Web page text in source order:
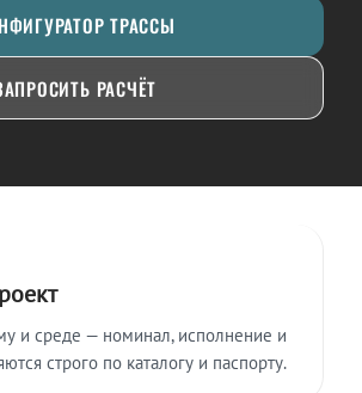
ТРАССЫ
РАСЧЁТ
и среде — номинал, исполнение и
строго по каталогу и паспорту.